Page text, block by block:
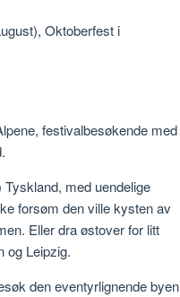
Oktoberfest i
festivalbesøkende med
med uendelige
forsøm den ville kysten av
Eller dra østover for litt
og Leipzig.
den eventyrlignende byen